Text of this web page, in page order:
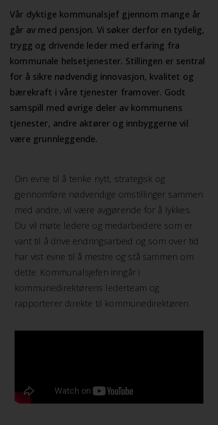
Vår dyktige kommunalsjef gjennom mange år
går av med pensjon. Vi søker derfor en tydelig,
trygg og drivende leder med erfaring fra
kommunale helsetjenester. Stillingen er sentral
for å sikre nødvendig innovasjon, kvalitet og
bærekraft i våre tjenester framover. Godt
samspill med øvrige deler av kommunens
tjenester, andre aktører og innbyggerne vil
være grunnleggende.
Din evne til å tenke nytt, strategisk og
gjennomføre nødvendige omstillinger sammen
med andre, vil være avgjørende for å lykkes.
Du vil møte ledere og medarbeidere som er
vant til å drive endringsarbeid og som over tid
har vist evne til å mestre og stå sammen om
dette. Kommunalsjefen inngår i
kommunedirektørens lederteam og
rapporterer direkte til kommunedirektøren.